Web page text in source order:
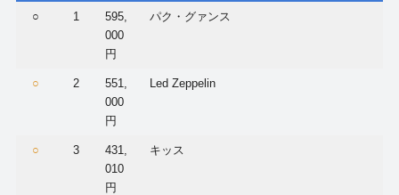
○ 1
595,
000
円
パク・グァンス
○ 2
551,
000
円
Led Zeppelin
○ 3
431,
010
円
キッス